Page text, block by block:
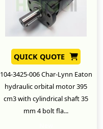
QUICK QUOTE
104-3425-006 Char-Lynn Eaton
hydraulic orbital motor 395
cm3 with cylindrical shaft 35
mm 4 bolt fla...